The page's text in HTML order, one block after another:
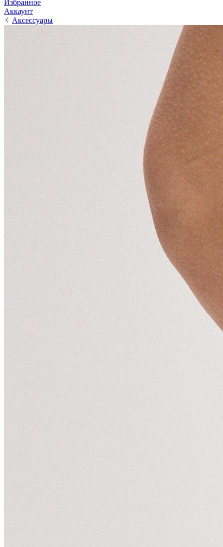
Избранное
Аккаунт
Аксессуары